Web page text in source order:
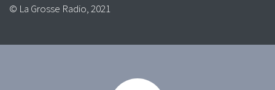
© La Grosse Radio, 2021